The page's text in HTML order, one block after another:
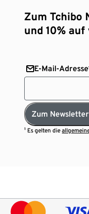
Zum Tchibo
und 10%
E-Mail-
Zum
¹ Es gelten die